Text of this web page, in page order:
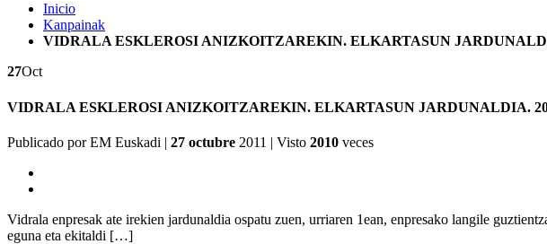
Inicio
Kanpainak
VIDRALA ESKLEROSI ANIZKOITZAREKIN. ELKARTASUN
27Oct
VIDRALA ESKLEROSI ANIZKOITZAREKIN. ELKARTASUN JARDUNALDIA.
Publicado porEM Euskadi | 27 octubre 2011 | Visto 2010 veces
Vidrala enpresak ate irekien jardunaldia ospatu zuen, urriaren 1ean, enpresako langile
eguna eta ekitaldi […]